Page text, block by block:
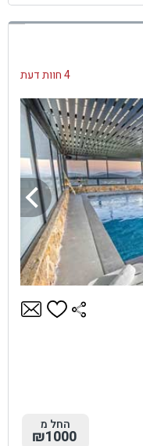
4 חוות דעת
החל מ
₪1000